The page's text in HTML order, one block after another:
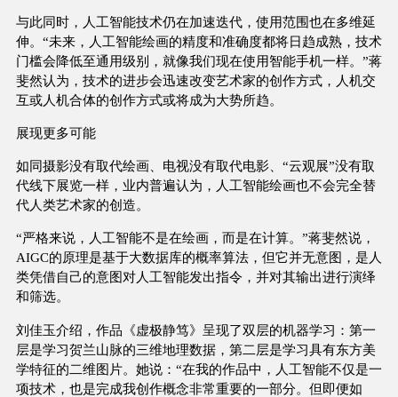
与此同时，人工智能技术仍在加速迭代，使用范围也在多维延
伸。“未来，人工智能绘画的精度和准确度都将日趋成熟，技术
门槛会降低至通用级别，就像我们现在使用智能手机一样。”蒋
斐然认为，技术的进步会迅速改变艺术家的创作方式，人机交
互或人机合体的创作方式或将成为大势所趋。
展现更多可能
如同摄影没有取代绘画、电视没有取代电影、“云观展”没有取
代线下展览一样，业内普遍认为，人工智能绘画也不会完全替
代人类艺术家的创造。
“严格来说，人工智能不是在绘画，而是在计算。”蒋斐然说，
AIGC的原理是基于大数据库的概率算法，但它并无意图，是人
类凭借自己的意图对人工智能发出指令，并对其输出进行演绎
和筛选。
刘佳玉介绍，作品《虚极静笃》呈现了双层的机器学习：第一
层是学习贺兰山脉的三维地理数据，第二层是学习具有东方美
学特征的二维图片。她说：“在我的作品中，人工智能不仅是一
项技术，也是完成我创作概念非常重要的一部分。但即便如